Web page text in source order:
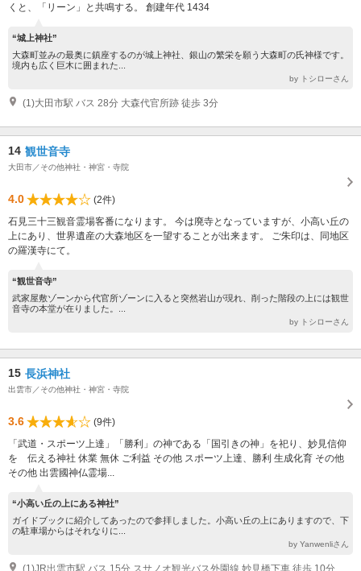
くと、「リーン」と共鳴する。 創建年代 1434
“城上神社”
大森町並みの最奥に鎮座するのが城上神社、銀山の繁栄を願う大森町の氏神様です。
境内も広く巨木に囲まれた...
by トシローさん
(1)大田市駅 バス 28分 大森代官所跡 徒歩 3分
14 観世音寺
大田市／その他神社・神宮・寺院
4.0
(2件)
石見三十三観音霊場客番になります。 今は廃寺となっていますが、小高い丘の
上にあり、世界遺産の大森地区を一望することが出来ます。 ご朱印は、同地区
の羅漢寺にて。
“観世音寺”
武家屋敷ゾーンから代官所ゾーンに入ると突然岩山が現れ、削った階段の上には観世
音寺の本堂が在りました。...
by トシローさん
15 長浜神社
出雲市／その他神社・神宮・寺院
3.6
(9件)
「武道・スポーツ上達」「勝利」の神である「国引きの神」を祀り、妙見信仰
を 伝える神社 休業 無休 ご利益 その他 スポーツ上達、勝利 生成化育 その他
その他 出雲國神仏霊場...
“小高い丘の上にある神社”
ガイドブックに紹介してあったので参拝しました。小高い丘の上にありますので、下
の駐車場からはそれなりに...
by Yanwenliさん
(1)JR出雲市駅 バス 15分 スサノオ観光バス外園線 妙見橋下車 徒歩 10分